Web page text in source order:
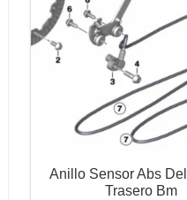
Anillo Sensor Abs
Trasero Bm